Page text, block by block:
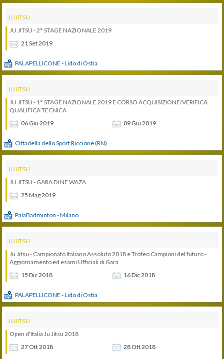
JUJITSU
21Set2019
JU JITSU - 2° STAGE NAZIONALE 2019
PALAPELLICONE - Lido di Ostia
JUJITSU
06 Giu 2019 09 Giu 2019
JU JITSU - 1° STAGE NAZIONALE 2019 E CORSO ACQUISIZIONE/VERIFICA
QUALIFICA TECNICA
Cittadella dello Sport Riccione (RN)
JUJITSU
25 Mag2019
JU JITSU - GARA DI NE WAZA
PalaBadminton - Milano
JUJITSU
15 Dic2018 16Dic2018
Ju Jitsu - Campionato Italiano Assoluto 2018 e Trofeo Campioni del futuro -
Aggiornamento ed esami Ufficiali di Gara
PALAPELLICONE - Lido di Ostia
JUJITSU
27 Ott2018 28 Ott2018
Open d'Italia Ju Jitsu 2018